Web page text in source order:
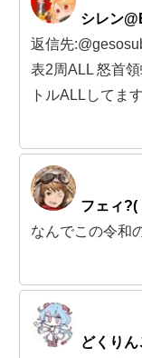
シレン
返信先
表2周ALL 怒首
トルALLしてま
フェィ?(
なんでこの令和
どくりん